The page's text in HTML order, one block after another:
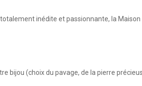
inédite et passionnante, la
bijou (choix du pavage, de la pierre